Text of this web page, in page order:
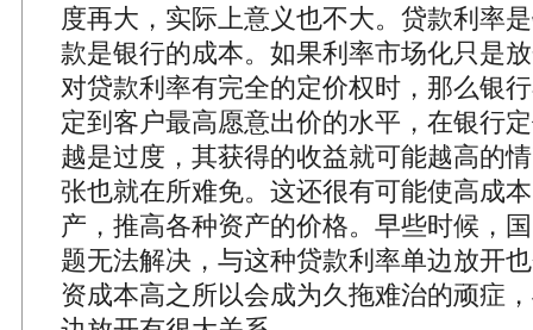
度再大，实际上意义也不大。贷款利率
款是银行的成本。如果利率市场化只是
对贷款利率有完全的定价权时，那么银
定到客户最高愿意出价的水平，在银行
越是过度，其获得的收益就可能越高的
张也就在所难免。这还很有可能使高成
产，推高各种资产的价格。早些时候，
题无法解决，与这种贷款利率单边放开
资成本高之所以会成为久拖难治的顽症